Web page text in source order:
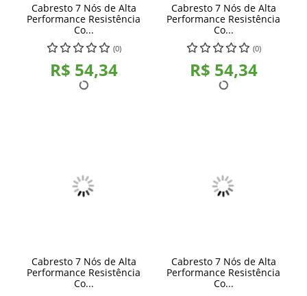
Cabresto 7 Nós de Alta
Performance Resistência
Co...
(0)
R$ 54,34
Cabresto 7 Nós de Alta
Performance Resistência
Co...
(0)
R$ 54,34
Cabresto 7 Nós de Alta
Performance Resistência
Co...
Cabresto 7 Nós de Alta
Performance Resistência
Co...